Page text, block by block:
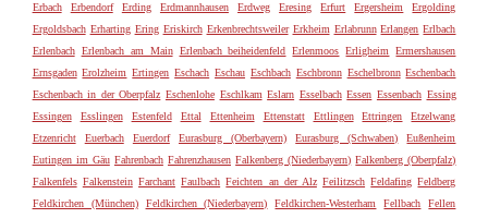
Erbach
Erbendorf Erding Erdmannhausen Erdweg Eresing Erfurt Ergersheim
Ergolding
Ergoldsbach Erharting Ering Eriskirch Erkenbrechtsweiler Erkheim Erlabrunn Erlangen Erlbach
Erlenbach Erlenbach am Main Erlenbach beiheidenfeld Erlenmoos Erligheim
Ermershausen
Ernsgaden Erolzheim Ertingen Eschach Eschau Eschbach Eschbronn Eschelbronn Eschenbach
Eschenbach in der Oberpfalz Eschenlohe Eschlkam Eslarn Esselbach Essen Essenbach Essing
Essingen
Esslingen Estenfeld Ettal Ettenheim Ettenstatt Ettlingen Ettringen
Etzelwang
Etzenricht
Euerbach Euerdorf Eurasburg (Oberbayern) Eurasburg (Schwaben)
Eußenheim
Eutingen im Gäu Fahrenbach Fahrenzhausen Falkenberg (Niederbayern) Falkenberg (Oberpfalz)
Falkenfels Falkenstein Farchant Faulbach Feichten an der Alz Feilitzsch Feldafing Feldberg
Feldkirchen (München)
Feldkirchen (Niederbayern) Feldkirchen-Westerham Fellbach
Fellen